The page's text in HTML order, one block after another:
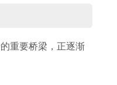
重要桥梁，正逐渐